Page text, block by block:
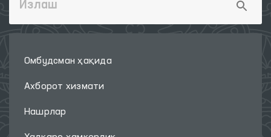
Омбудсман ҳақида
Ахборот хизмати
Нашрлар